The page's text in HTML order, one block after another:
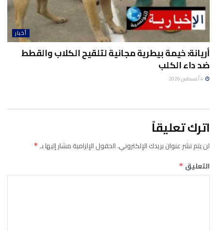
أخبار
أريانة: خيمة بيطرية مجانية لتلقيح الكلاب والقطط
ضد داء الكلب
اترك تعليقاً
لن يتم نشر عنوان بريدك الإلكتروني.الحقول الإلزامية مشار إليها بـ*
التعليق *